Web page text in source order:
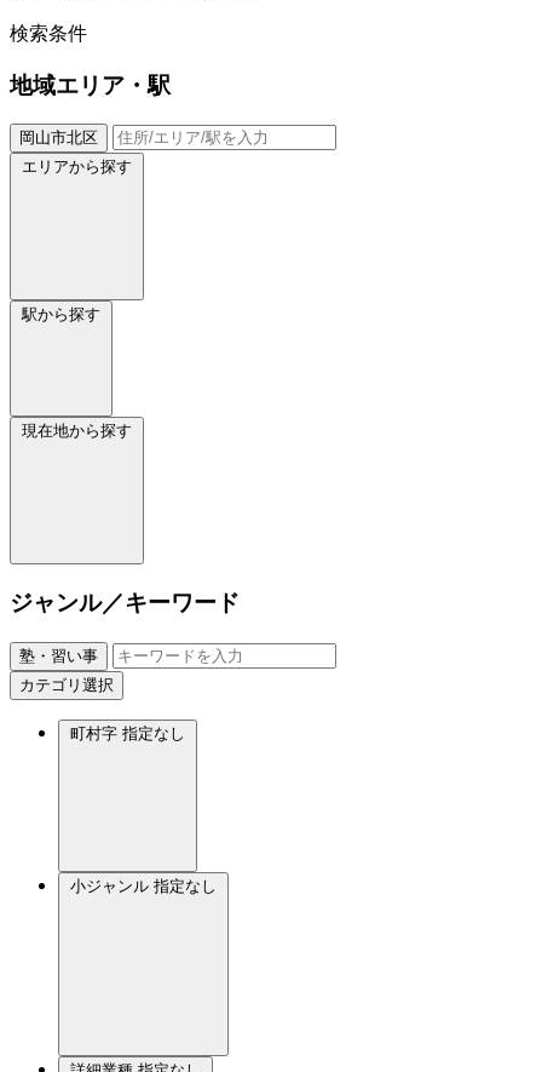
検索条件
地域エリア・駅
岡山市北区
エリアから探す
駅から探す
現在地から探す
ジャンル／キーワード
塾・習い事
カテゴリ選択
町村字 指定なし
小ジャンル 指定なし